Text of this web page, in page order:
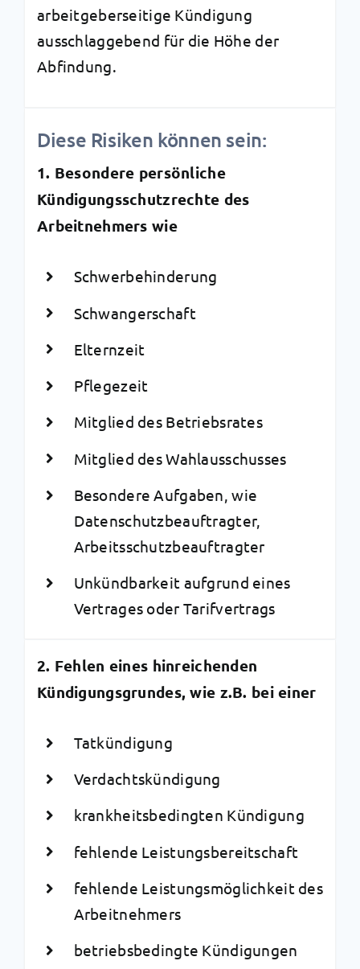
arbeitgeberseitige Kündigung
ausschlaggebend für die Höhe der
Abfindung.
Diese Risiken können sein:
1. Besondere persönliche
Kündigungsschutzrechte des
Arbeitnehmers wie
Schwerbehinderung
Schwangerschaft
Elternzeit
Pflegezeit
Mitglied des Betriebsrates
Mitglied des Wahlausschusses
Besondere Aufgaben, wie
Datenschutzbeauftragter,
Arbeitsschutzbeauftragter
Unkündbarkeit aufgrund eines
Vertrages oder Tarifvertrags
2. Fehlen eines hinreichenden
Kündigungsgrundes, wie z.B. bei einer
Tatkündigung
Verdachtskündigung
krankheitsbedingten Kündigung
fehlende Leistungsbereitschaft
fehlende Leistungsmöglichkeit des
Arbeitnehmers
betriebsbedingte Kündigungen